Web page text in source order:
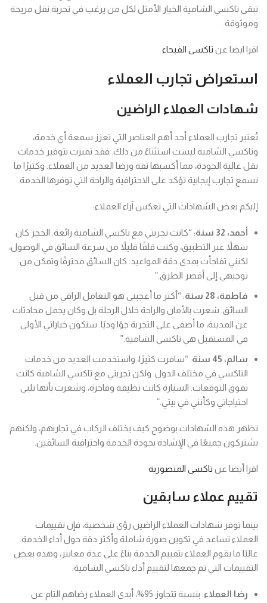
تبقى تاكسي الشامية الخيار الأمثل لكل من يرغب في تجربة نقل مريحة
وموثوقة.
اقرا ايضا عن تاكسى الفيحاء
استعراض تجارب العملاء
شهادات العملاء الراضين
تُعتبر تجارب العملاء أحد أهم العناصر التي تعزز سمعة أي خدمة،
وتاكسي الشامية ليست استثناءً من ذلك. فقد تميزت بتوفير خدمات
نقل عالية الجودة، مما أكسبها ثقة ورضا العديد من العملاء. وكثيرًا ما
نسمع تجارب إيجابية تؤكد على الاحترافية والراحة التي توفرها الخدمة.
إليكم بعض الشهادات التي تعكس آراء العملاء:
أحمد، 32 سنة
: “كانت تجربتي مع تاكسي الشامية رائعة. الحجز كان
سهلاً عبر التطبيق، وكنت قلقًا قليلاً من سرعة السائق في الوصول،
لكنني تفاجأت بمدى دقة المواعيد. كان السائق محترفًا وتمكن من
توجيهي إلى أقصر الطرق.”
فاطمة، 28 سنة
: “أكثر ما أعجبني هو التعامل الراقي من قبل
السائق. شعرت بالأمان والراحة خلال الرحلة بل وكان يحمل محادثات
عن المدينة، ما أضفى على التجربة جوًا وديًا. ستكون خياراتي الأولى
في المستقبل هي تاكسي الشامية.”
سالم، 45 سنة
: “سافرت كثيرًا، واستخدمت العديد من خدمات
التاكسي في مختلف الدول. ولكن تجربتي مع تاكسي الشامية كانت
تفوق التوقعات. السيارة كانت نظيفة وفاخرة، وشعرت بأنها تلبي
احتياجاتي وكأنني في بيتي.”
تظهر هذه الشهادات بوضوح كيف يختلف الركاب في تجاربهم، ولكنهم
يشتركون جميعًا في الإشادة بجودة الخدمة واحترافية السائقين.
اقرا أيضا عن تاكسى المنصورية
تقييم عملاء سابقين
بينما توفر شهادات العملاء الراضين رؤى شخصية، فإن تقييمات
العملاء تساعد في تكوين صورة شاملة وأكثر دقة حول أداء الخدمة.
غالبًا ما يقوم العملاء بتقييم الخدمة بناءً على عدة معايير، وهذه بعض
التقييمات التي تم جمعها لتقييم أداء تاكسي الشامية:
رضا العملاء : بنسبة تتجاوز 95%، أبدى العملاء رضاهم التام عن